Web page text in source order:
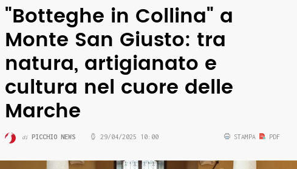
"Botteghe in Collina" a
Monte San Giusto: tra
natura, artigianato e
cultura nel cuore delle
Marche
di PICCHIO NEWS 29/04/2025 10:00 STAMPA PDF